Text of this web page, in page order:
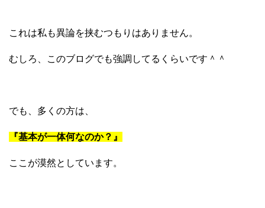
これは私も異論を挟むつもりはありません。
むしろ、このブログでも強調してるくらいです＾＾
でも、多くの方は、
『基本が一体何なのか？』
ここが漠然としています。